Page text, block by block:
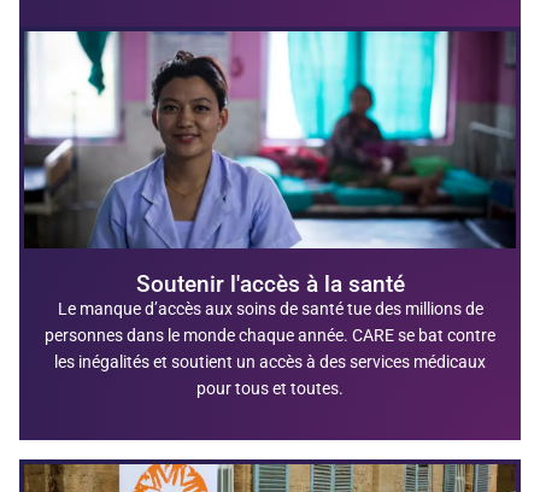
Soutenir l'accès à la santé
Le manque d’accès aux soins de santé tue des millions de
personnes dans le monde chaque année. CARE se bat contre
les inégalités et soutient un accès à des services médicaux
pour tous et toutes.